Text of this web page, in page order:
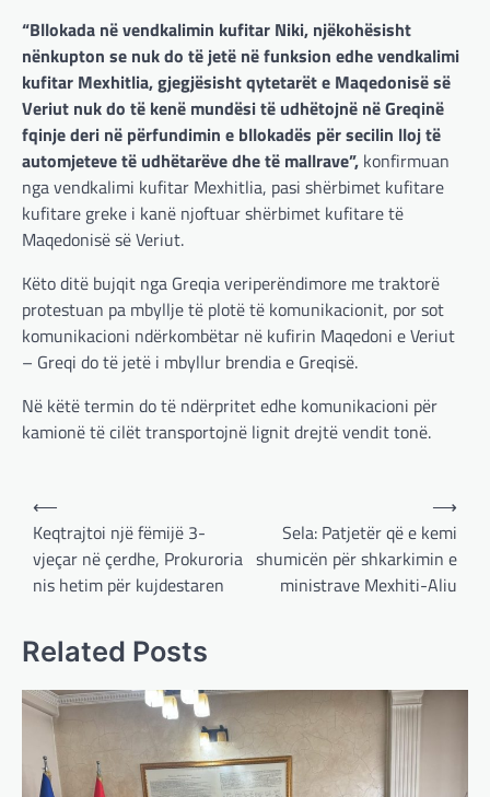
“Bllokada në vendkalimin kufitar Niki, njëkohësisht
nënkupton se nuk do të jetë në funksion edhe vendkalimi
kufitar Mexhitlia, gjegjësisht qytetarët e Maqedonisë së
Veriut nuk do të kenë mundësi të udhëtojnë në Greqinë
fqinje deri në përfundimin e bllokadës për secilin lloj të
automjeteve të udhëtarëve dhe të mallrave”, konfirmuan
nga vendkalimi kufitar Mexhitlia, pasi shërbimet kufitare
kufitare greke i kanë njoftuar shërbimet kufitare të
Maqedonisë së Veriut.
Këto ditë bujqit nga Greqia veriperëndimore me traktorë
protestuan pa mbyllje të plotë të komunikacionit, por sot
komunikacioni ndërkombëtar në kufirin Maqedoni e Veriut
– Greqi do të jetë i mbyllur brendia e Greqisë.
Në këtë termin do të ndërpritet edhe komunikacioni për
kamionë të cilët transportojnë lignit drejtë vendit tonë.
Post
navigation
⟵
Keqtrajtoi një fëmijë 3-
vjeçar në çerdhe, Prokuroria
nis hetim për kujdestaren
Sela: Patjetër që e kemi
shumicën për shkarkimin e
ministrave Mexhiti-Aliu
⟶
Related Posts
BOTA,LAJME
Gjermani, ekspertët sugjerojnë
400 miliardë euro për mbrojtje
adminadmin March 4, 2025
Gjermania ndodhet aktualisht në kulmin e